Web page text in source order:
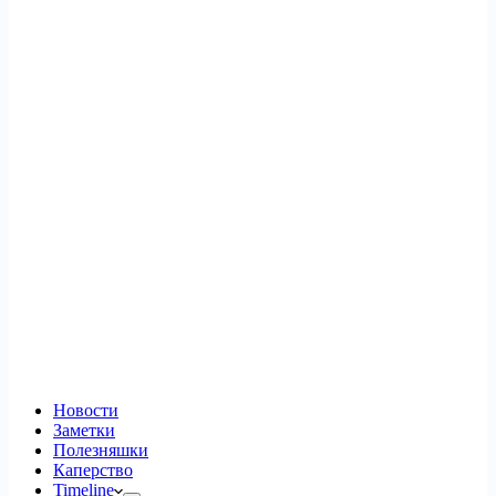
Новости
Заметки
Полезняшки
Каперство
Timeline